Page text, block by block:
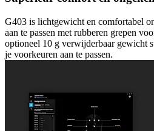
G403 is lichtgewicht en comfortabel
aan te passen met rubberen grepen
optioneel 10 g verwijderbaar gewicht
je voorkeuren aan te passen.